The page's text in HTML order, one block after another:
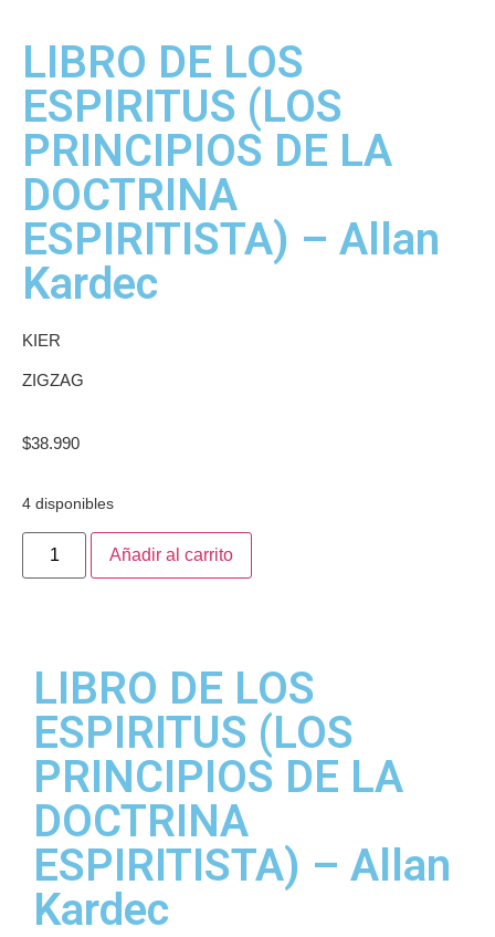
LIBRO DE LOS
ESPIRITUS (LOS
PRINCIPIOS DE LA
DOCTRINA
ESPIRITISTA) – Allan
Kardec
KIER
ZIGZAG
$38.990
4 disponibles
Añadir al carrito
LIBRO DE LOS
ESPIRITUS (LOS
PRINCIPIOS DE LA
DOCTRINA
ESPIRITISTA) – Allan
Kardec